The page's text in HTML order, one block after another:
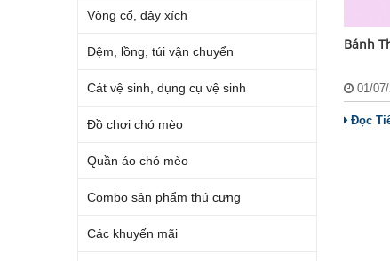
Vòng cổ, dây xích
Đệm, lồng, túi vận chuyển
Cát vệ sinh, dụng cụ vệ sinh
Đồ chơi chó mèo
Quần áo chó mèo
Combo sản phẩm thú cưng
Các khuyến mãi
Bánh
01/
Đọc